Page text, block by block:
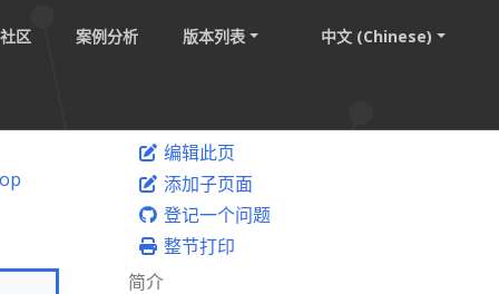
社区 案例分析 版本列表 中文 (Chinese)
编辑此页
添加子页面
登记一个问题
整节打印
简介